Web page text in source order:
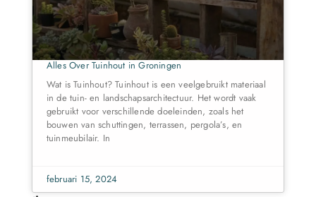
Alles Over Tuinhout in Groningen
Wat is Tuinhout? Tuinhout is een veelgebruikt materiaal
in de tuin- en landschapsarchitectuur. Het wordt vaak
gebruikt voor verschillende doeleinden, zoals het
bouwen van schuttingen, terrassen, pergola’s, en
tuinmeubilair. In
februari 15, 2024